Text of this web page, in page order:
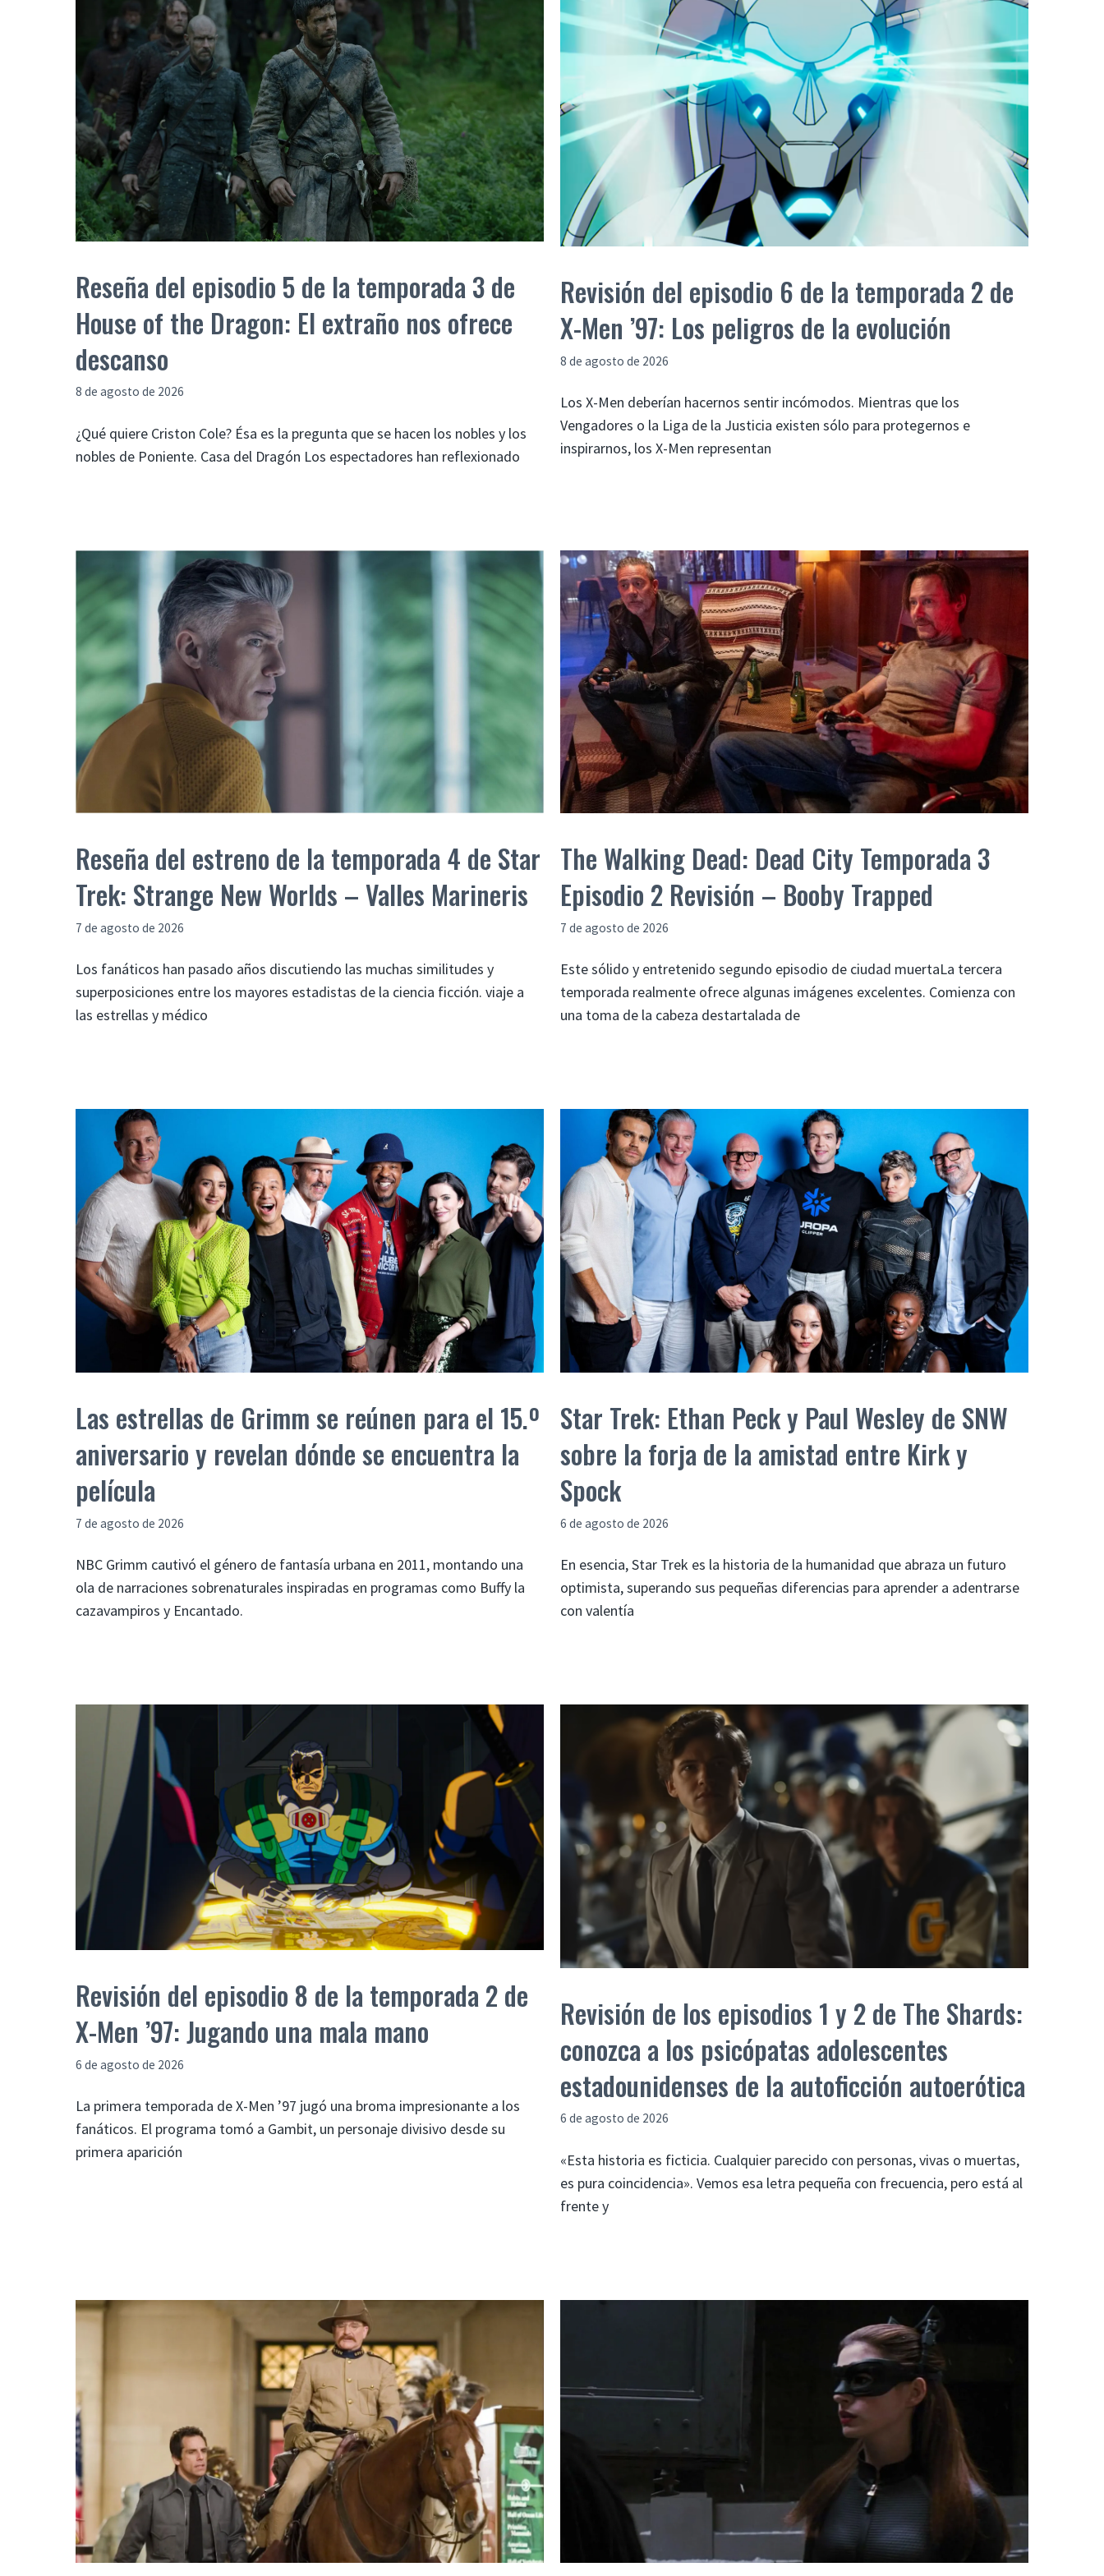
Reseña del episodio 5 de la temporada 3 de
House of the Dragon: El extraño nos ofrece
descanso
8 de agosto de 2026
¿Qué quiere Criston Cole? Ésa es la pregunta que se hacen los nobles y los
nobles de Poniente. Casa del Dragón Los espectadores han reflexionado
Revisión del episodio 6 de la temporada 2 de
X-Men ’97: Los peligros de la evolución
8 de agosto de 2026
Los X-Men deberían hacernos sentir incómodos. Mientras que los
Vengadores o la Liga de la Justicia existen sólo para protegernos e
inspirarnos, los X-Men representan
Reseña del estreno de la temporada 4 de Star
Trek: Strange New Worlds – Valles Marineris
7 de agosto de 2026
Los fanáticos han pasado años discutiendo las muchas similitudes y
superposiciones entre los mayores estadistas de la ciencia ficción. viaje a
las estrellas y médico
The Walking Dead: Dead City Temporada 3
Episodio 2 Revisión – Booby Trapped
7 de agosto de 2026
Este sólido y entretenido segundo episodio de ciudad muertaLa tercera
temporada realmente ofrece algunas imágenes excelentes. Comienza con
una toma de la cabeza destartalada de
Las estrellas de Grimm se reúnen para el 15.º
aniversario y revelan dónde se encuentra la
película
7 de agosto de 2026
NBC Grimm cautivó el género de fantasía urbana en 2011, montando una
ola de narraciones sobrenaturales inspiradas en programas como Buffy la
cazavampiros y Encantado.
Star Trek: Ethan Peck y Paul Wesley de SNW
sobre la forja de la amistad entre Kirk y
Spock
6 de agosto de 2026
En esencia, Star Trek es la historia de la humanidad que abraza un futuro
optimista, superando sus pequeñas diferencias para aprender a adentrarse
con valentía
Revisión del episodio 8 de la temporada 2 de
X-Men ’97: Jugando una mala mano
6 de agosto de 2026
La primera temporada de X-Men ’97 jugó una broma impresionante a los
fanáticos. El programa tomó a Gambit, un personaje divisivo desde su
primera aparición
Revisión de los episodios 1 y 2 de The Shards:
conozca a los psicópatas adolescentes
estadounidenses de la autoficción autoerótica
6 de agosto de 2026
«Esta historia es ficticia. Cualquier parecido con personas, vivas o muertas,
es pura coincidencia». Vemos esa letra pequeña con frecuencia, pero está al
frente y